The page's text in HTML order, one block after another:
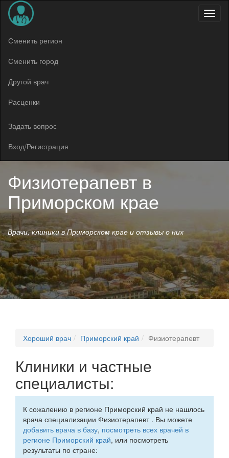
Меню
Сменить регион
Сменить город
Другой врач
Расценки
Задать вопрос
Вход/Регистрация
Физиотерапевт в
Приморском крае
Врачи, клиники в Приморском крае и отзывы о них
Хороший врач Приморский край Физиотерапевт
Клиники и частные
специалисты:
К сожалению в регионе Приморский край не нашлось
врача специализации Физиотерапевт . Вы можете
добавить врача в базу, посмотреть всех врачей в
регионе Приморский край, или посмотреть
результаты по стране: